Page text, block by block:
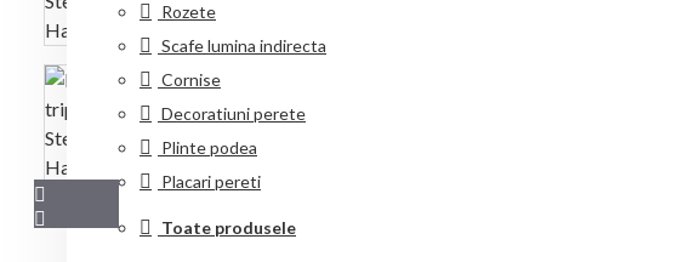
Rozete
Scafe lumina indirecta
Cornise
Decoratiuni perete
Plinte podea
Placari pereti
Toate produsele